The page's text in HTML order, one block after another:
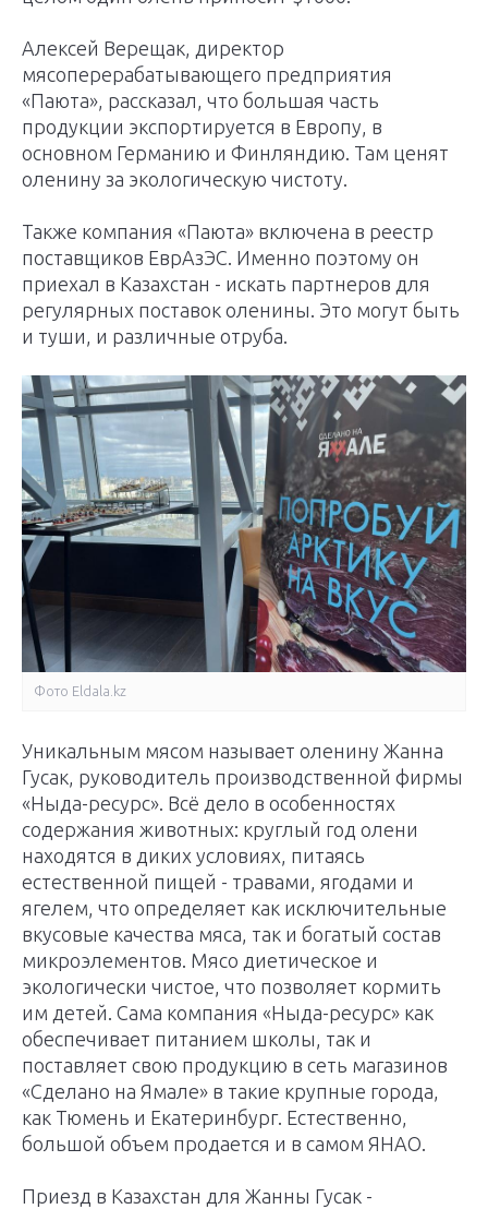
Алексей Верещак, директор
мясоперерабатывающего предприятия
«Паюта», рассказал, что большая часть
продукции экспортируется в Европу, в
основном Германию и Финляндию. Там ценят
оленину за экологическую чистоту.
Также компания «Паюта» включена в реестр
поставщиков ЕврАзЭС. Именно поэтому он
приехал в Казахстан - искать партнеров для
регулярных поставок оленины. Это могут быть
и туши, и различные отруба.
Фото Еldala.kz
Уникальным мясом называет оленину Жанна
Гусак, руководитель производственной фирмы
«Ныда-ресурс». Всё дело в особенностях
содержания животных: круглый год олени
находятся в диких условиях, питаясь
естественной пищей - травами, ягодами и
ягелем, что определяет как исключительные
вкусовые качества мяса, так и богатый состав
микроэлементов. Мясо диетическое и
экологически чистое, что позволяет кормить
им детей. Сама компания «Ныда-ресурс» как
обеспечивает питанием школы, так и
поставляет свою продукцию в сеть магазинов
«Сделано на Ямале» в такие крупные города,
как Тюмень и Екатеринбург. Естественно,
большой объем продается и в самом ЯНАО.
Приезд в Казахстан для Жанны Гусак -